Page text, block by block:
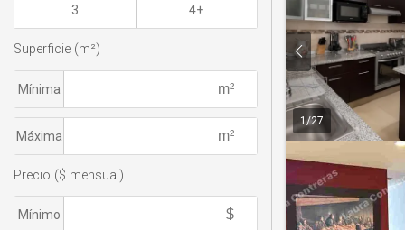
1/27
3 4+
Superficie (m²)
Mínima
Máxima
Precio ($ mensual)
Mínimo